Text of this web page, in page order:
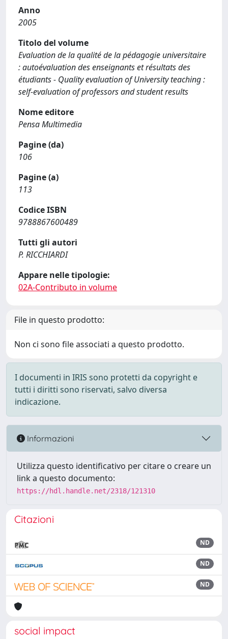
Anno
2005
Titolo del volume
Evaluation de la qualité de la pédagogie universitaire
: autoévaluation des enseignants et résultats des
étudiants - Quality evaluation of University teaching :
self-evaluation of professors and student results
Nome editore
Pensa Multimedia
Pagine (da)
106
Pagine (a)
113
Codice ISBN
9788867600489
Tutti gli autori
P. RICCHIARDI
Appare nelle tipologie:
02A-Contributo in volume
File in questo prodotto:
Non ci sono file associati a questo prodotto.
I documenti in IRIS sono protetti da copyright e
tutti i diritti sono riservati, salvo diversa
indicazione.
Informazioni
Utilizza questo identificativo per citare o creare un
link a questo documento:
https://hdl.handle.net/2318/121310
Citazioni
ND
ND
ND
social impact